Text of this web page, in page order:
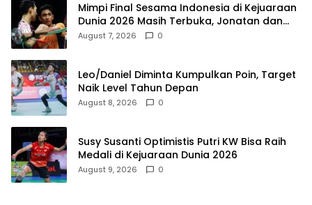
Mimpi Final Sesama Indonesia di Kejuaraan
Dunia 2026 Masih Terbuka, Jonatan dan
Alwi Berada di Jalur Berbeda
August 7, 2026 0
Leo/Daniel Diminta Kumpulkan Poin, Target
Naik Level Tahun Depan
August 8, 2026 0
Susy Susanti Optimistis Putri KW Bisa Raih
Medali di Kejuaraan Dunia 2026
August 9, 2026 0